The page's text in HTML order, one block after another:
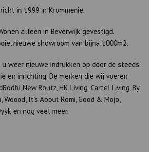
in 1999 in Krommenie.
alleen in Beverwijk gevestigd.
nieuwe showroom van bijna 1000m2.
weer nieuwe indrukken op door de steeds
en inrichting. De merken die wij voeren
New Routz, HK Living, Cartel Living, By
Woood, It’s About Romi, Good & Mojo,
en nog veel meer.